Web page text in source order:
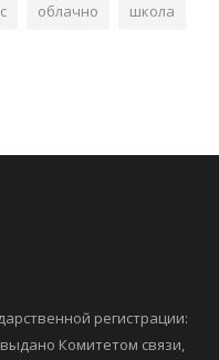
облачно школа
регистрации:
Комитетом связи,